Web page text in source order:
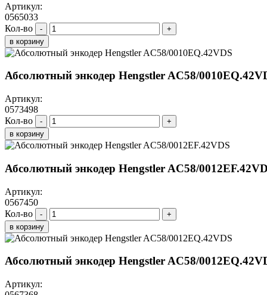
Артикул:
0565033
Кол-во
-
+
в корзину
Абсолютный энкодер Hengstler AC58/
Артикул:
0573498
Кол-во
-
+
в корзину
Абсолютный энкодер Hengstler AC58/
Артикул:
0567450
Кол-во
-
+
в корзину
Абсолютный энкодер Hengstler AC58/
Артикул: